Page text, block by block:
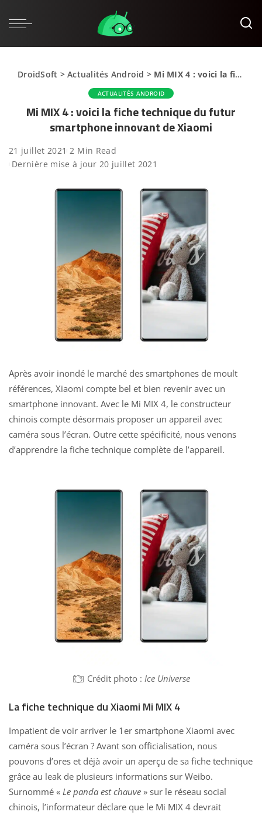
DroidSoft >Actualités Android > Mi MIX 4 : voici la fiche technique du futur smartphone innovant de Xiaomi
ACTUALITÉS ANDROID
Mi MIX 4 : voici la fiche technique du futur
smartphone innovant de Xiaomi
21 juillet 2021 2 Min Read
Dernière mise à jour 20 juillet 2021
Après avoir inondé le marché des smartphones de moult
références, Xiaomi compte bel et bien revenir avec un
smartphone innovant. Avec le Mi MIX 4, le constructeur
chinois compte désormais proposer un appareil avec
caméra sous l’écran. Outre cette spécificité, nous venons
d’apprendre la fiche technique complète de l’appareil.
Crédit photo : Ice Universe
La fiche technique du Xiaomi Mi MIX 4
Impatient de voir arriver le 1er smartphone Xiaomi avec
caméra sous l’écran ? Avant son officialisation, nous
pouvons d’ores et déjà avoir un aperçu de sa fiche technique
grâce au leak de plusieurs informations sur Weibo.
Surnommé « Le panda est chauve » sur le réseau social
chinois, l’informateur déclare que le Mi MIX 4 devrait